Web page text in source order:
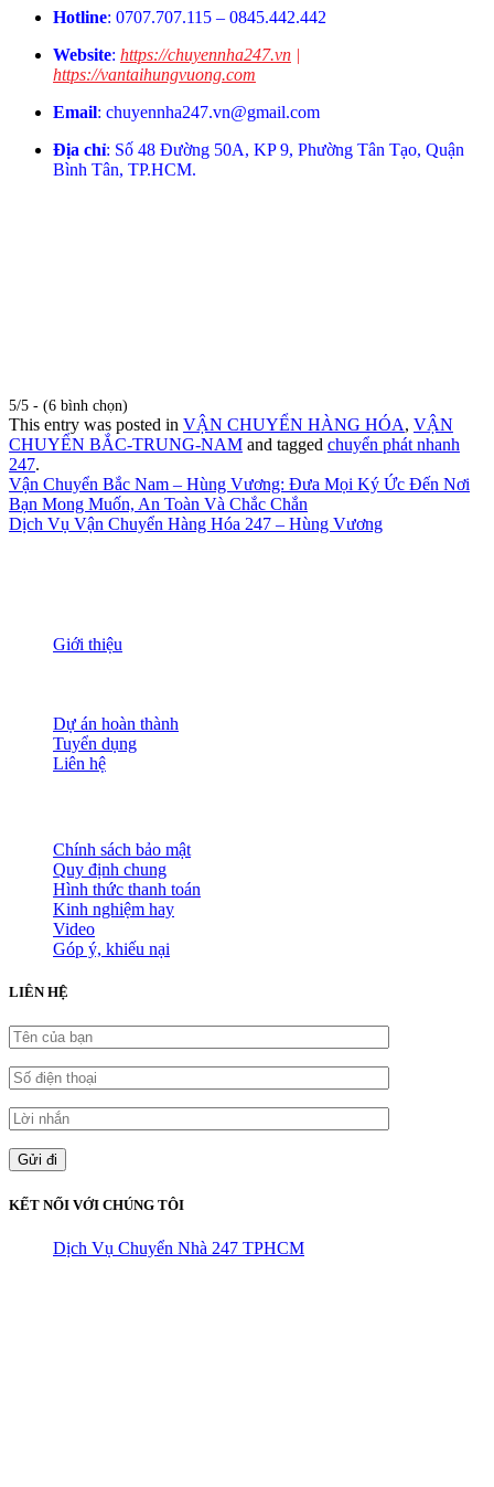
Hotline: 0707.707.115 – 0845.442.442
Website: https://chuyennha247.vn |
https://vantaihungvuong.com
Email: chuyennha247.vn@gmail.com
Địa chỉ: Số 48 Đường 50A, KP 9, Phường Tân Tạo, Quận
Bình Tân, TP.HCM.
5/5 - (6 bình chọn)
This entry was posted in VẬN CHUYỂN HÀNG HÓA, VẬN
CHUYỂN BẮC-TRUNG-NAM and tagged chuyển phát nhanh
247.
Vận Chuyển Bắc Nam – Hùng Vương: Đưa Mọi Ký Ức Đến Nơi
Bạn Mong Muốn, An Toàn Và Chắc Chắn
Dịch Vụ Vận Chuyển Hàng Hóa 247 – Hùng Vương
Giới thiệu
Dự án hoàn thành
Tuyển dụng
Liên hệ
Chính sách bảo mật
Quy định chung
Hình thức thanh toán
Kinh nghiệm hay
Video
Góp ý, khiếu nại
LIÊN HỆ
KẾT NỐI VỚI CHÚNG TÔI
Dịch Vụ Chuyển Nhà 247 TPHCM